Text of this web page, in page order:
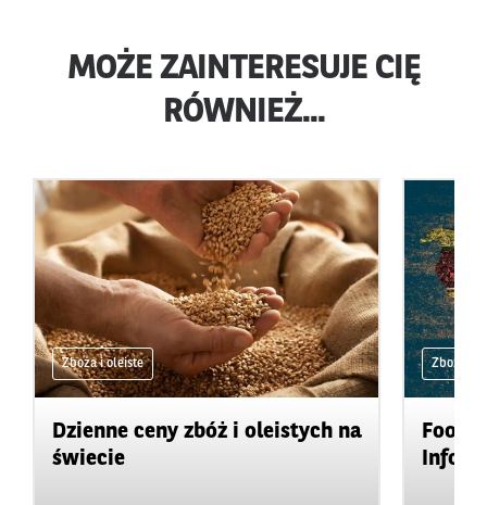
MOŻE ZAINTERESUJE CIĘ
RÓWNIEŻ...
Zboża i oleiste
Dzienne ceny zbóż i oleistych na
świecie
Zboża i